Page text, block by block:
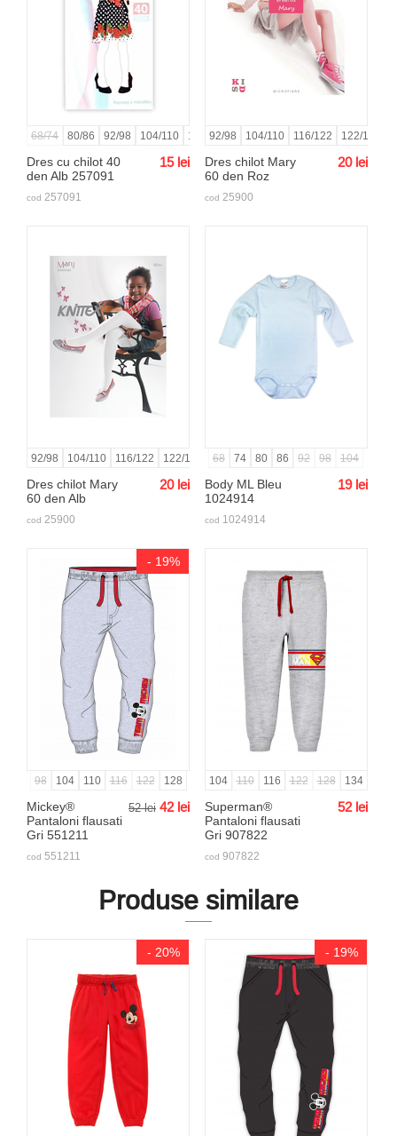
68/74 80/86 92/98 104/110 116/122 128/134 140/146 152/158
Dres cu chilot 40
den Alb 257091
15 lei
cod 257091
92/98 104/110 116/122 122/128
Dres chilot Mary
60 den Roz
20 lei
cod 25900
92/98 104/110 116/122 122/128 128/134 134/140 140/146 146/152
Dres chilot Mary
60 den Alb
20 lei
cod 25900
68 74 80 86 92 98 104
Body ML Bleu
1024914
19 lei
cod 1024914
- 19%
98 104 110 116 122 128
Mickey®
Pantaloni flausati
Gri 551211
52 lei 42 lei
cod 551211
104 110 116 122 128 134
Superman®
Pantaloni flausati
Gri 907822
52 lei
cod 907822
Produse similare
- 20% - 19%